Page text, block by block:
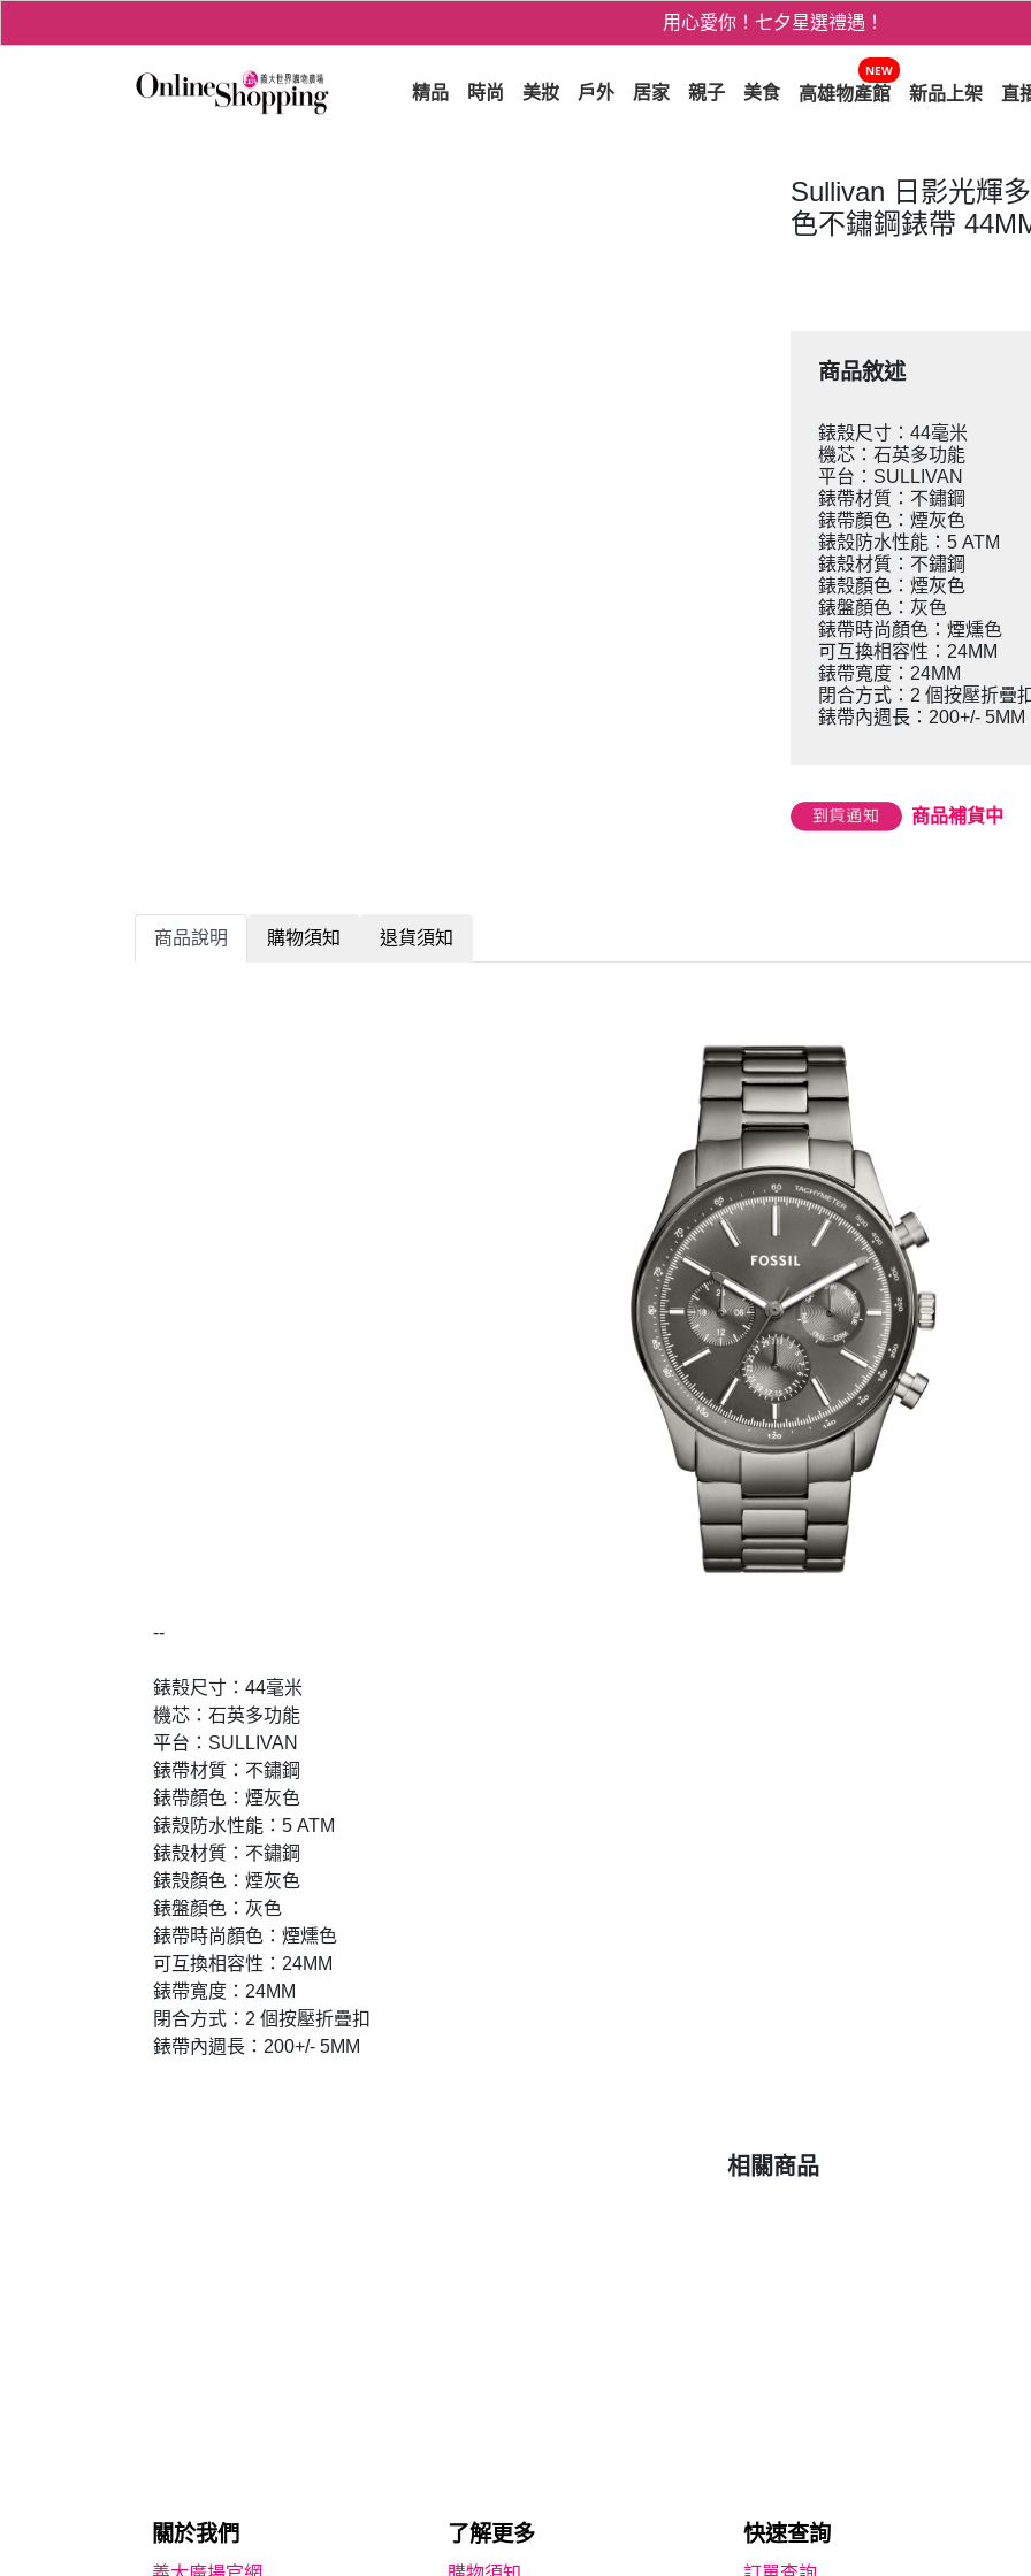
用心愛你！七夕星選禮遇！
3折起！德國工藝精品 AIGNER 流量款
爸氣十足 - 父親節精選專區
精品 時尚 美妝 戶外 居家 親子 美食 高雄物產館
NEW
新品上架 直
Sullivan 日影光輝
色不鏽鋼錶帶
商品敘述
錶殼尺寸：44毫米
機芯：石英多功能
平台：SULLIVAN
錶帶材質：不鏽鋼
錶帶顏色：煙灰色
錶殼防水性能：5 ATM
錶殼材質：不鏽鋼
錶殼顏色：煙灰色
錶盤顏色：灰色
錶帶時尚顏色：煙燻色
可互換相容性：24MM
錶帶寬度：24MM
閉合方式：2 個按壓折疊
錶帶內週長：200+/- 5MM
商品補貨中
商品說明 購物須知 退貨須知
--
錶殼尺寸：44毫米
機芯：石英多功能
平台：SULLIVAN
錶帶材質：不鏽鋼
錶帶顏色：煙灰色
錶殼防水性能：5 ATM
錶殼材質：不鏽鋼
錶殼顏色：煙灰色
錶盤顏色：灰色
錶帶時尚顏色：煙燻色
可互換相容性：24MM
錶帶寬度：24MM
閉合方式：2 個按壓折疊扣
錶帶內週長：200+/- 5MM
相關商品
關於我們 了解更多 快速查詢